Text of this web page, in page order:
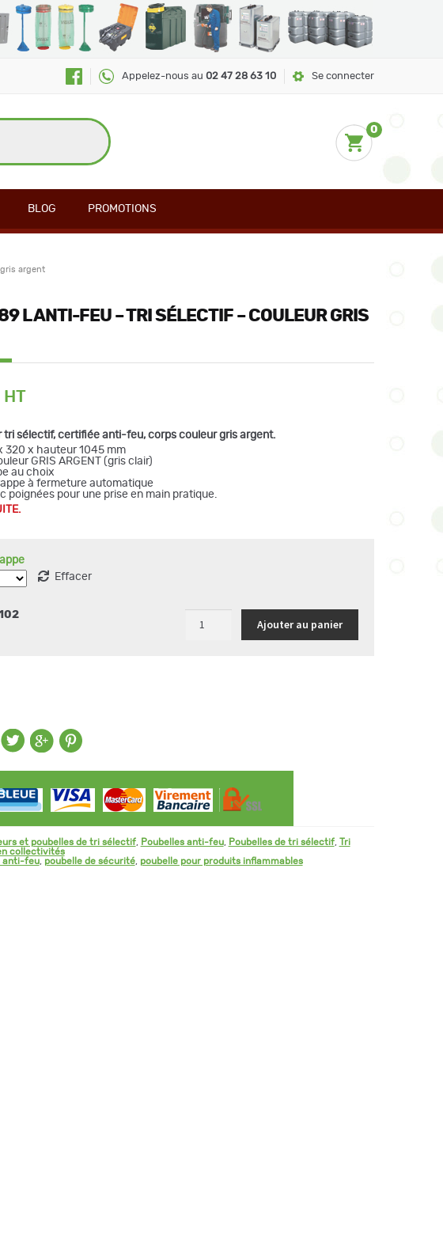
Appelez-nous au 02 47 28 63 10 Se connecter
0
BLOG PROMOTIONS
argent
L ANTI-FEU – TRI SÉLECTIF – COULEUR GRIS
tri sélectif, certifiée anti-feu, corps couleur gris argent.
320 x hauteur 1045 mm
GRIS ARGENT (gris clair)
au choix
à fermeture automatique
poignées pour une prise en main pratique.
Effacer
quantité
Ajouter au panier
et poubelles de tri sélectif, Poubelles anti-feu, Poubelles de tri sélectif, Tri
collectivités
anti-feu, poubelle de sécurité, poubelle pour produits inflammables